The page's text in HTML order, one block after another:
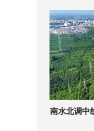
南水北调中